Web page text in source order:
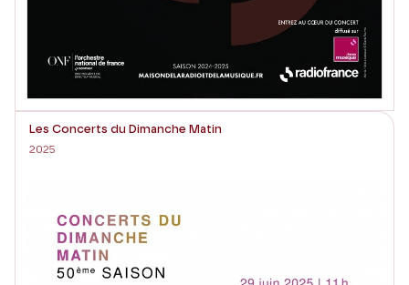
Les Concerts du Dimanche Matin
2025